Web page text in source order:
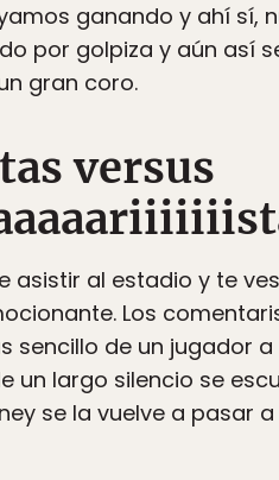
ganando y ahí sí,
por golpiza y aún así
gran coro.
versus
asistir al estadio y te
Los
sencillo de un jugador
un largo silencio se
se la vuelve a pasar a